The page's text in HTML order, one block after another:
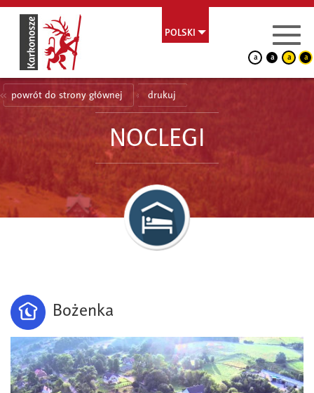
POLSKI
a a a a
powrót do strony głównej drukuj
NOCLEGI
Bożenka